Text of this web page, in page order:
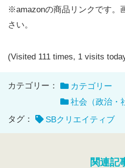
※amazonの商品リンクです。
さい。
(Visited 111 times, 1 visits
カテゴリー：
カテゴリー
社会（政治・
タグ：
SBクリエイティブ
関連記